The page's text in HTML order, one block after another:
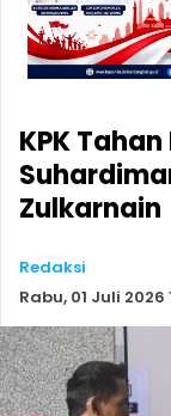
KPK
Zulkarnain
Redaksi
Rabu, 01 Juli 2026